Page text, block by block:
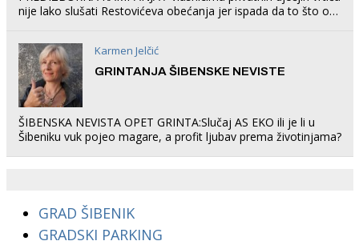
nije lako slušati Restovićeva obećanja jer ispada da to što oni
Karmen Jelčić
GRINTANJA ŠIBENSKE NEVISTE
ŠIBENSKA NEVISTA OPET GRINTA:Slučaj AS EKO ili je li u
Šibeniku vuk pojeo magare, a profit ljubav prema životinjama?
GRAD ŠIBENIK
GRADSKI PARKING